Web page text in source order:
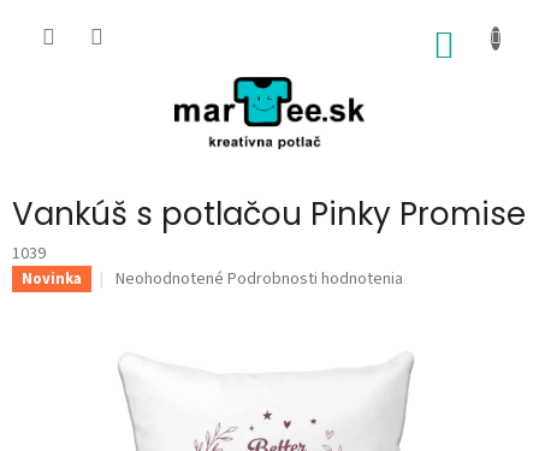
Vankúš s potlačou Pinky Promise
1039
Novinka
Priemerné
0,0
z
hviezdičiek.
Neohodnotené Podrobnosti hodnotenia